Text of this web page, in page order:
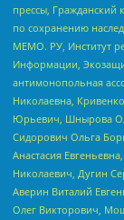
прессы, Гражданский
по сохранению
МЕМО. РУ, Институт
Информации,
антимонопольная
Николаевна,
Юрьевич, Шнырова
Сидорович Ольга
Анастасия
Николаевич, Дугин
Аверин Виталий
Олег Викторович,